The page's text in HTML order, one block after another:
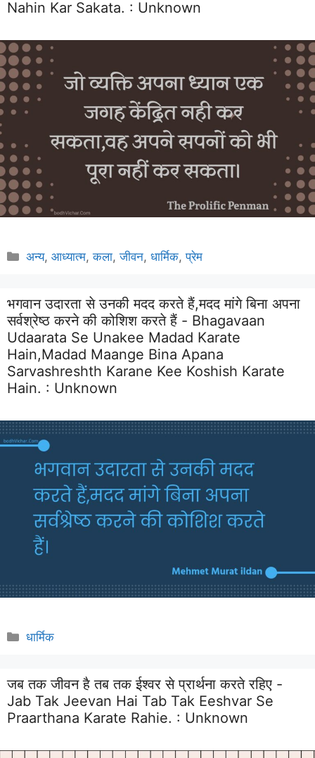
Nahin Kar Sakata. : Unknown
Categories
अन्य,आध्यात्म,कला,जीवन,धार्मिक,प्रेम
भगवान उदारता से उनकी मदद करते हैं,मदद मांगे बिना अपना
सर्वश्रेष्ठ करने की कोशिश करते हैं - Bhagavaan
Udaarata Se Unakee Madad Karate
Hain,madad Maange Bina Apana
Sarvashreshth Karane Kee Koshish Karate
Hain. : Unknown
Categories
धार्मिक
जब तक जीवन है तब तक ईश्वर से प्रार्थना करते रहिए -
Jab Tak Jeevan Hai Tab Tak Eeshvar Se
Praarthana Karate Rahie. : Unknown